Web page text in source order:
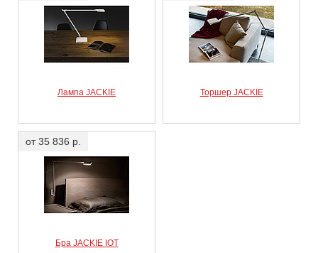
Лампа JACKIE Торшер JACKIE
от 35 836 р.
Бра JACKIE IOT